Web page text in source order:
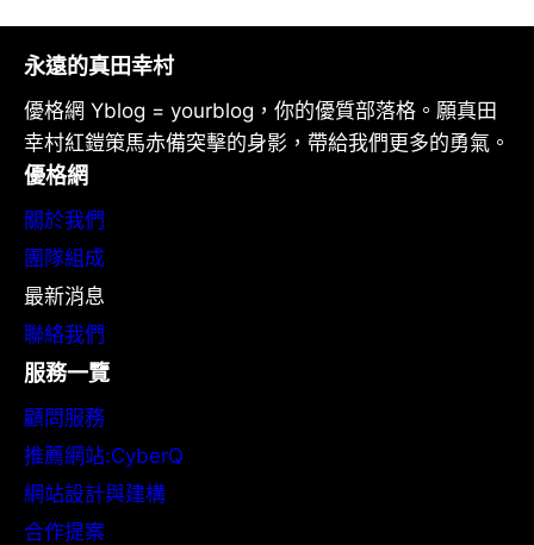
永遠的真田幸村
優格網 Yblog = yourblog，你的優質部落格。願真田
幸村紅鎧策馬赤備突擊的身影，帶給我們更多的勇氣。
優格網
關於我們
團隊組成
最新消息
聯絡我們
服務一覽
顧問服務
推薦網站:CyberQ
網站設計與建構
合作提案